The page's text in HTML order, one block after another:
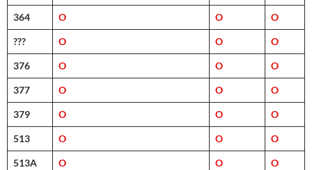
364 O O O
??? O O O
376 O O O
377 O O O
379 O O O
513 O O O
513A O O O